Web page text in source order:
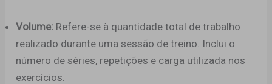
Volume: Refere-se à quantidade total de trabalho
realizado durante uma sessão de treino. Inclui o
número de séries, repetições e carga utilizada nos
exercícios.